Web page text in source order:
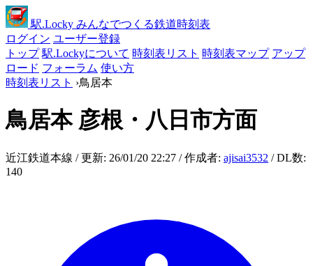
駅.Locky みんなでつくる鉄道時刻表
ログイン ユーザー登録
トップ 駅.Lockyについて 時刻表リスト 時刻表マップ アップ
ロード フォーラム 使い方
時刻表リスト ›鳥居本
鳥居本 彦根・八日市方面
近江鉄道本線 / 更新: 26/01/20 22:27 / 作成者: ajisai3532 / DL数:
140